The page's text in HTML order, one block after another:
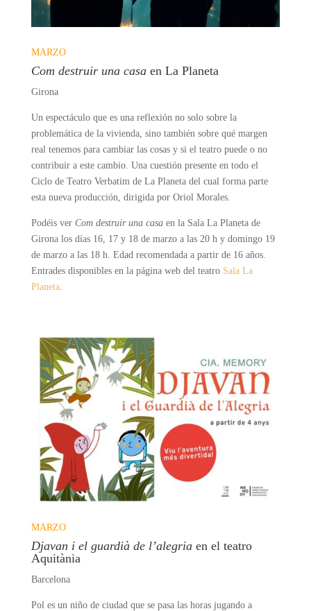
MARZO
Com destruir una casaen La Planeta
Girona
Un espectáculo que es una reflexión no solo sobre la
problemática de la vivienda, sino también sobre qué margen
real tenemos para cambiar las cosas y si el teatro puede o no
contribuir a este cambio. Una cuestión presente en todo el
Ciclo de Teatro Verbatim de La Planeta del cual forma parte
esta nueva producción, dirigida por Oriol Morales.
Podéis verCom destruir una casaen la Sala La Planeta de
Girona los días 16, 17 y 18 de marzo a las 20 h y domingo 19
de marzo a las 18 h. Edad recomendada a partir de 16 años.
Entrades disponibles en la página web del teatro Sala La
Planeta.
MARZO
Djavan i el guardià de l’alegriaen el teatro
Aquitània
Barcelona
Pol es un niño de ciudad que se pasa las horas jugando a